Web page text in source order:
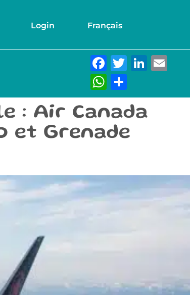
Login Français
Facebook
Twitter
: Air Canada
et Grenade